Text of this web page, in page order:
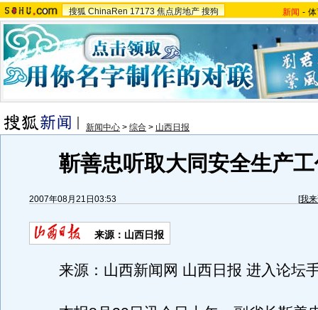
搜狐 ChinaRen 17173 焦点房地产 搜狗 新闻 -
新闻中心 > 综合 > 山西日报
靳善忠听取大同安全生产
2007年08月21日03:53 [我
来源：山西日报
来源：山西新闻网 山西日报 进入论坛